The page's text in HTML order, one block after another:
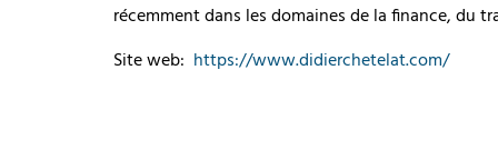
récemment dans les domaines de la finance, du
Site web: https://www.didierchetelat.com/